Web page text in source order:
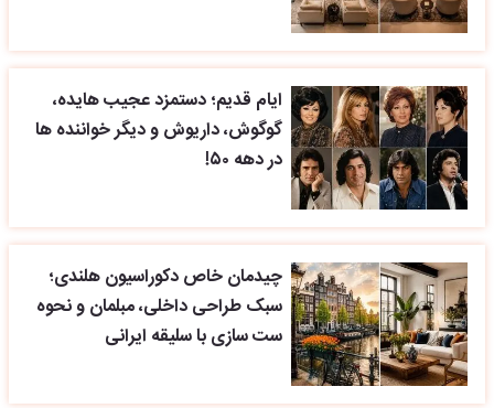
ایام قدیم؛ دستمزد عجیب هایده،
گوگوش، داریوش و دیگر خواننده ها
در دهه ۵۰!
چیدمان خاص دکوراسیون هلندی؛
سبک طراحی داخلی، مبلمان و نحوه
ست سازی با سلیقه ایرانی